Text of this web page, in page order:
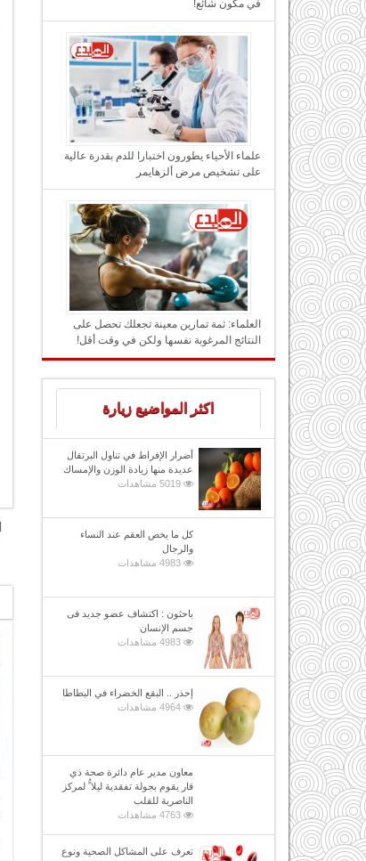
في مكون شائع!
علماء الأحياء يطورون اختبارا للدم بقدرة عالية
على تشخيص مرض ألزهايمر
العلماء: ثمة تمارين معينة تجعلك تحصل على
النتائج المرغوبة نفسها ولكن في وقت أقل!
اكثر المواضيع زيارة
أضرار الإفراط في تناول البرتقال
عديدة منها زيادة الوزن والإمساك
5019 مشاهدات
كل ما يخص العقم عند النساء
والرجال
4983 مشاهدات
باحثون : اكتشاف عضو جديد فى
جسم الإنسان
4983 مشاهدات
إحذر .. البقع الخضراء في البطاطا
4964 مشاهدات
معاون مدير عام دائرة صحة ذي
قار يقوم بجولة تفقدية ليلا ًُ لمركز
الناصرية للقلب
4763 مشاهدات
تعرف على المشاكل الصحية ونوع